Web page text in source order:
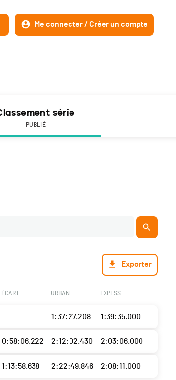
Me connecter / Créer un compte
série
PUBLIÉ
Exporter
ÉCART URBAN EXPESS
- 1:37:27.208 1:39:35.000
0:58:06.222 2:12:02.430 2:03:06.000
1:13:58.638 2:22:49.846 2:08:11.000